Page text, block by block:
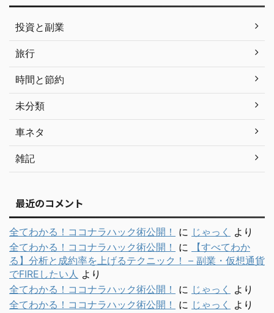
投資と副業
旅行
時間と節約
未分類
車ネタ
雑記
最近のコメント
全てわかる！ココナラハック術公開！ に じゃっく
より
全てわかる！ココナラハック術公開！
に
【すべてわか
る】分析と成約率を上げるテクニック！ – 副業・仮想通貨
でFIREしたい人 より
全てわかる！ココナラハック術公開！
に じゃっく
より
全てわかる！ココナラハック術公開！
に じゃっく
より